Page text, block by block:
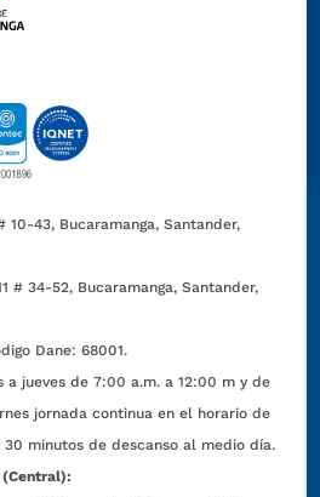
10-43, Bucaramanga, Santander,
# 34-52, Bucaramanga, Santander,
Dane: 68001.
a jueves de 7:00 a.m. a 12:00 m y de
jornada continua en el horario de
minutos de descanso al medio día.
(Central):